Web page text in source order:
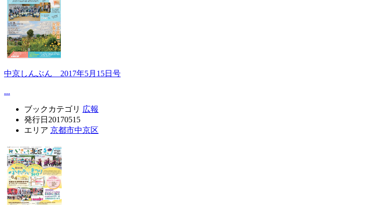
中京しんぶん 2017年5月15日号
...
ブックカテゴリ 広報
発行日 20170515
エリア 京都市中京区